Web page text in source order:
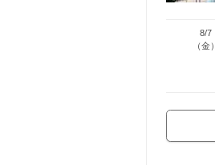
8/7
（金）